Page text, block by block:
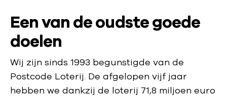
Een van de oudste goede
doelen
Wij zijn sinds 1993 begunstigde van de
Postcode Loterij. De afgelopen vijf jaar
hebben we dankzij de loterij 71,8 miljoen euro